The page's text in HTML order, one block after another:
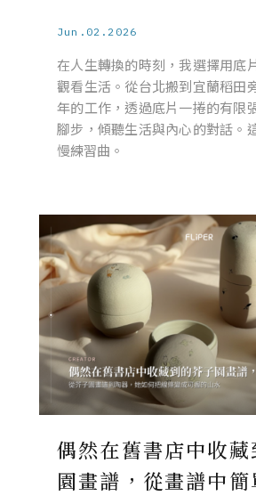
Jun.02.2026
在人生轉換的時刻，我選擇用底
觀看生活。從台北搬到宜蘭稻田
年的工作，透過底片一捲的有限
腳步，傾聽生活與內心的對話。
慢練習曲。
偶然在舊書店中收藏
園畫譜，從畫譜中簡